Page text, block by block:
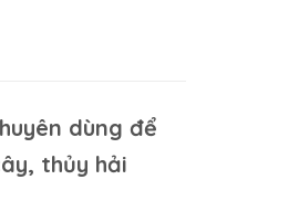
dùng để
thủy hải